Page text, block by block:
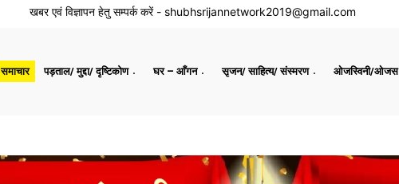
खबर एवं विज्ञापन हेतु सम्पर्क करें - shubhsrijannetwork2019@gmail.com
समाचार पड़ताल/ मुद्दा/ दृष्टिकोण घर – आँगन सृजन/ साहित्य/ संस्मरण ओजस्विनी/ओजस